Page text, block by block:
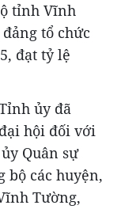
tỉnh Vĩnh
đảng tổ chức
đạt tỷ lệ
ủy đã
hội đối với
Quân sự
bộ các huyện,
Tường,